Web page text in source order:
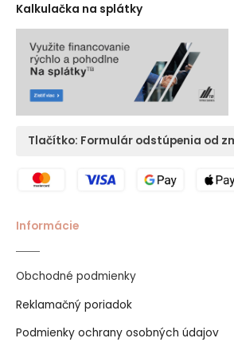
Kalkulačka na splátky
Tlačítko: Formulár odstúpenia od
Informácie
Obchodné podmienky
Reklamačný poriadok
Podmienky ochrany osobných údajov